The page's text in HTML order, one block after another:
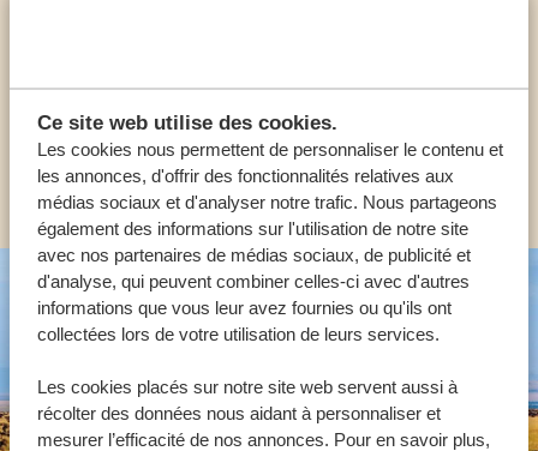
Ce site web utilise des cookies.
Les cookies nous permettent de personnaliser le contenu et
les annonces, d'offrir des fonctionnalités relatives aux
médias sociaux et d'analyser notre trafic. Nous partageons
également des informations sur l'utilisation de notre site
avec nos partenaires de médias sociaux, de publicité et
d'analyse, qui peuvent combiner celles-ci avec d'autres
informations que vous leur avez fournies ou qu'ils ont
collectées lors de votre utilisation de leurs services.
Les cookies placés sur notre site web servent aussi à
récolter des données nous aidant à personnaliser et
mesurer l’efficacité de nos annonces. Pour en savoir plus,
AUTRES PAYS